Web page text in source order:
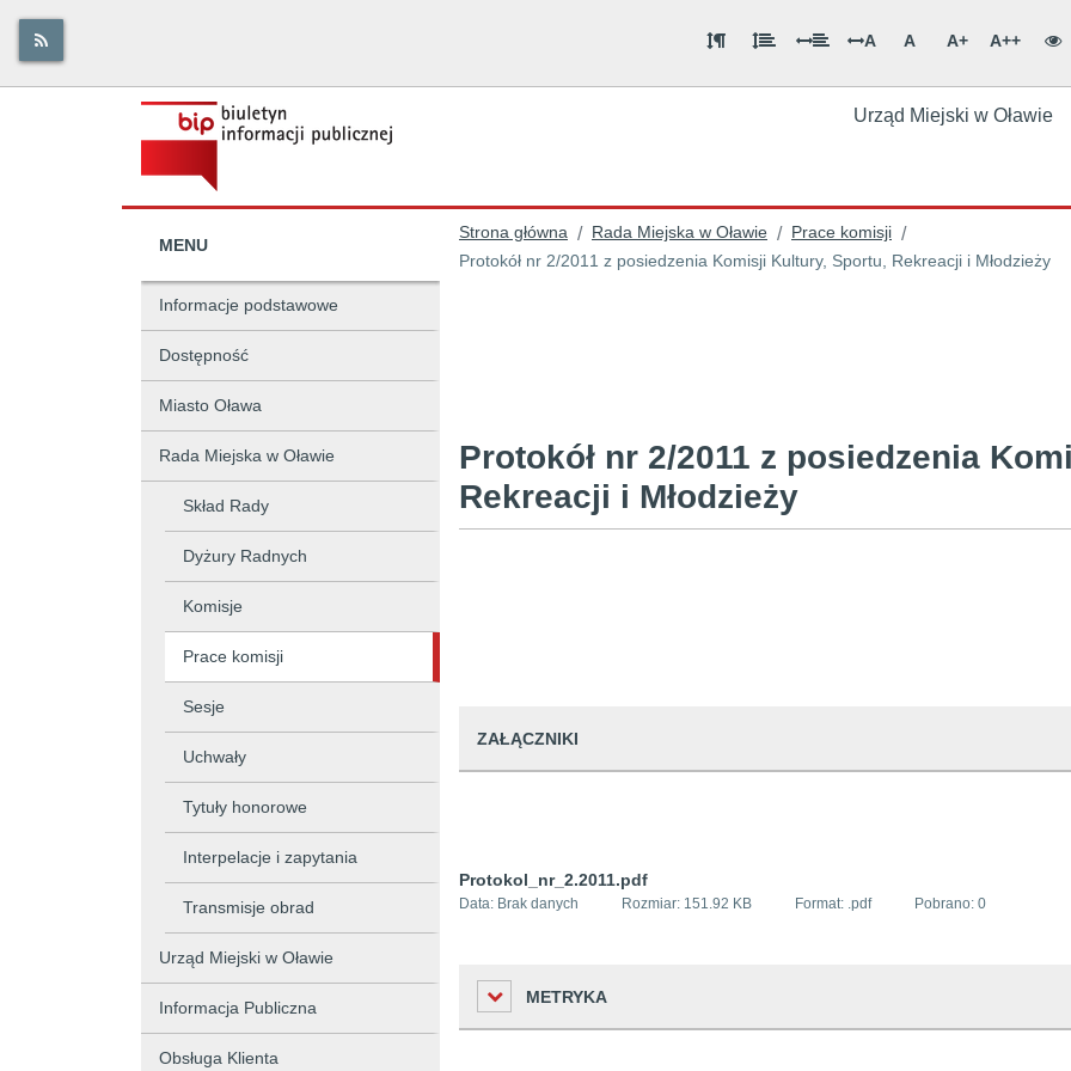
A A A+ A++
Urząd Miejski w Oławie
MENU
Informacje podstawowe
Dostępność
Miasto Oława
Rada Miejska w Oławie
Skład Rady
Dyżury Radnych
Komisje
Prace komisji
Sesje
Uchwały
Tytuły honorowe
Interpelacje i zapytania
Transmisje obrad
Urząd Miejski w Oławie
Informacja Publiczna
Obsługa Klienta
Strona główna / Rada Miejska w Oławie / Prace komisji /
Protokół nr 2/2011 z posiedzenia Komisji Kultury, Sportu, Rekreacji i Młodzieży
Protokół nr 2/2011 z posiedzenia
Rekreacji i Młodzieży
ZAŁĄCZNIKI
Protokol_nr_2.2011.pdf
Data: Brak danych Rozmiar: 151.92 KB Format: .pdf Pobrano: 0
METRYKA